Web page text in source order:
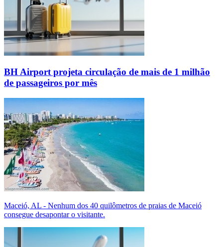
BH Airport projeta circulação de mais de 1 milhão
de passageiros por mês
Maceió, AL - Nenhum dos 40 quilômetros de praias de Maceió
consegue desapontar o visitante.